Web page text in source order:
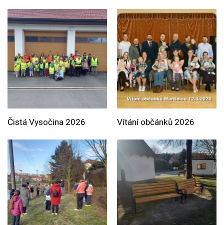
Čistá Vysočina 2026 Vítání občánků 2026